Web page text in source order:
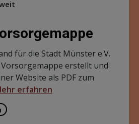
für die Stadt Münster e.V.
erstellt und
Website als PDF zum
erfahren